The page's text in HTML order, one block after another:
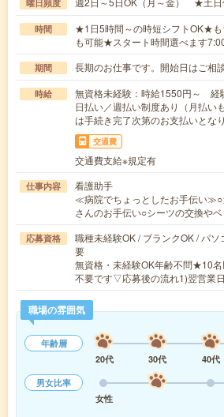
曜日頻度
時間
★1日5時間～の時短シフトOK★も
も可能★スタート時間選べます
期間 長期のお仕事です。開始日はご
時給
無資格未経験：時給1550円～
日払い／週払い制度あり（月払い
は手続き完了次第のお支払いとなり
交通費
交通費支給※規定有
仕事内容
看護助手
≪病院でちょっとしたお手伝い≫○
さんのお手伝い○シーツの交換や
応募資格
職種未経験OK / ブランクOK / パ
要
無資格・未経験OK年齢不問★10
不要です▽応募後の流れ1)翌営業
職場の雰囲気
年齢層
20代
30代 40代
男女比率
女性